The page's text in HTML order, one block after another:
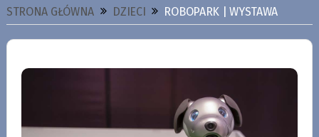
STRONA GŁÓWNA DZIECI ROBOPARK | WYSTAWA